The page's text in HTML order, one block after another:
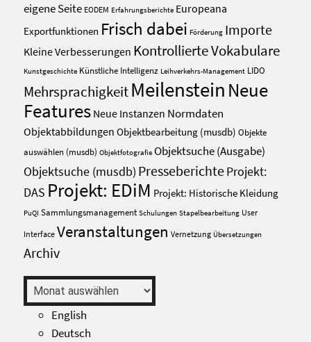
eigene Seite EODEM Erfahrungsberichte Europeana
Exportfunktionen Frisch dabei Förderung Importe
Kleine Verbesserungen Kontrollierte Vokabulare
Kunstgeschichte Künstliche Intelligenz Leihverkehrs-Management LIDO
Mehrsprachigkeit Meilenstein Neue
Features Neue Instanzen Normdaten
Objektabbildungen Objektbearbeitung (musdb) Objekte
auswählen (musdb) Objektfotografie Objektsuche (Ausgabe)
Objektsuche (musdb) PresseberichteProjekt:
DAS Projekt: EDiM Projekt: Historische Kleidung
PuQI Sammlungsmanagement Schulungen Stapelbearbeitung User
Interface Veranstaltungen Vernetzung Übersetzungen
Archiv
Archiv
English
Deutsch